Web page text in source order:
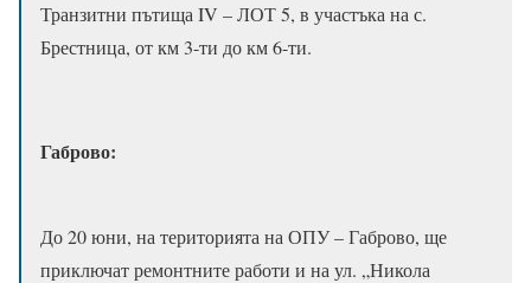
Транзитни пътища IV – ЛОТ 5, в участъка на с.
Брестница, от км 3-ти до км 6-ти.
Габрово:
До 20 юни, на територията на ОПУ – Габрово, ще
приключат ремонтните работи и на ул. „Никола